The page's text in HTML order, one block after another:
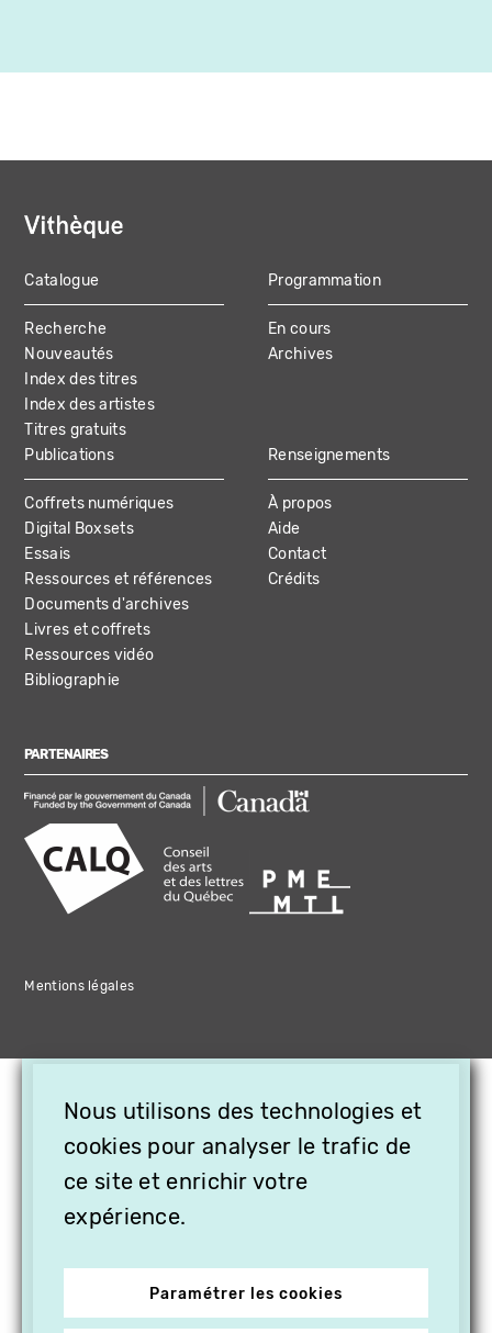
MAIN
NAVIGATION
Catalogue
Recherche
Nouveautés
Index des titres
Index des artistes
Titres gratuits
Programmation
En cours
Archives
Publications
Coffrets numériques
Digital Boxsets
Essais
Ressources et références
Documents d'archives
Livres et coffrets
Ressources vidéo
Bibliographie
Renseignements
À propos
Aide
Contact
Crédits
PARTENAIRES
Mentions légales
Nous utilisons des technologies et
cookies pour analyser le trafic de
ce site et enrichir votre
expérience.
Paramétrer les cookies
OFFREZ LA VIDÉO EN
CADEAU, ABONNEZ VOS
PROCHES À VITHÈQUE !